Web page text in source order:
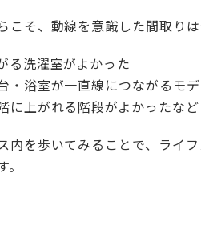
こそ、動線を意識した間取り
る洗濯室がよかった
・浴室が一直線につながるモ
に上がれる階段がよかったなど
内を歩いてみることで、ライ